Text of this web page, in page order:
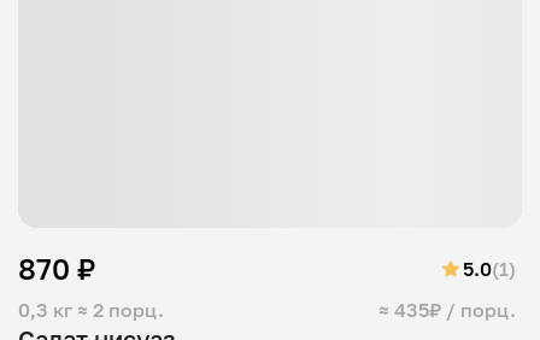
0,3 кг ≈ 2 порц. ≈ 435₽ / порц.
870 ₽ 5.0(1)